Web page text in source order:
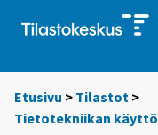
Etusivu > Tilastot >
Tietotekniikan käyttö